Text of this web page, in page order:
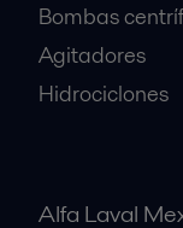
Bombas
Agitadores
Hidrociclones
Alfa Laval